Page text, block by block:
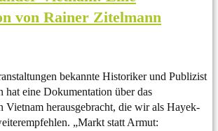
von Rainer Zitelmann
bekannte Historiker und Publizist
hat eine Dokumentation über das
Vietnam herausgebracht, die wir als Hayek-
„Markt statt Armut: